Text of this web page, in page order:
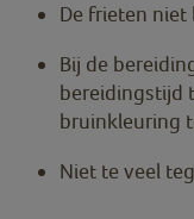
De frieten niet
Bij de
bereidingstijd
bruinkleuring
Niet te veel